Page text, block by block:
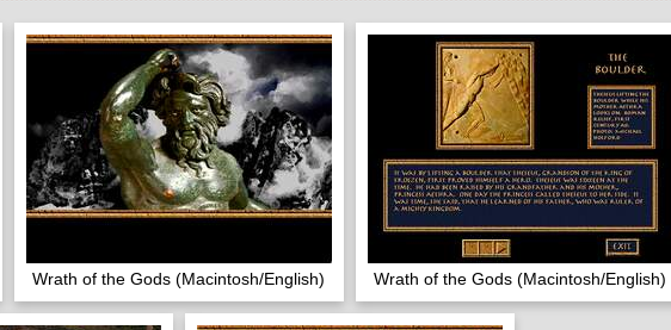
Wrath of the Gods (Macintosh/English) Wrath of the Gods (Macintosh/English)